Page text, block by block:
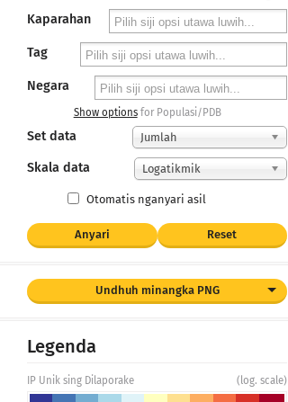
Kaparahan
Tag
Negara
Show optionsfor Populasi/PDB
Set data Jumlah
Skala data Logatikmik
Otomatis nganyari asil
Anyari Reset
Undhuh minangka PNG
Legenda
IP Unik sing Dilaporake (log. scale)